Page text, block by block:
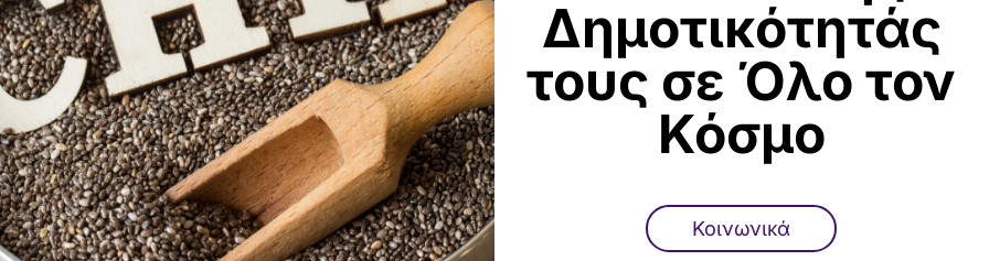
Δημοτικότητάς
τους σε Όλο τον
Κόσμο
Κοινωνικά